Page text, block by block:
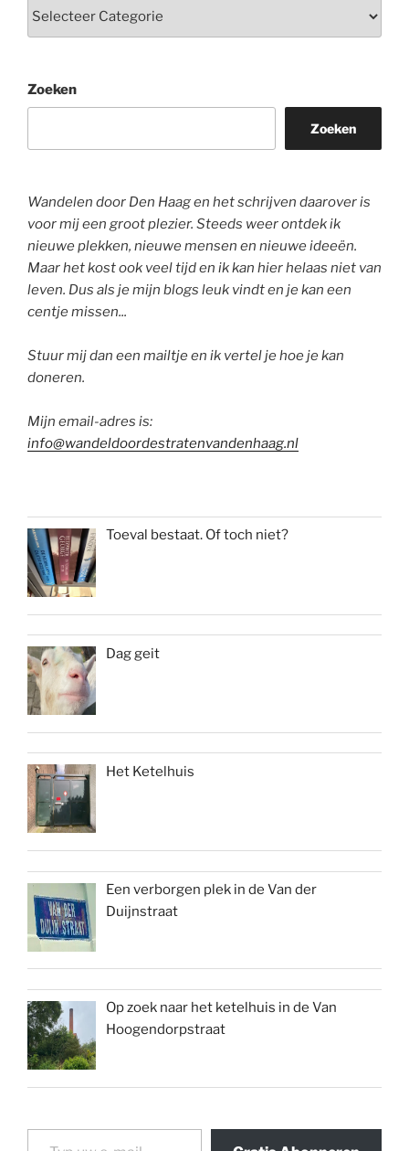
Zoeken
Zoeken
Wandelen door Den Haag en het schrijven daarover is
voor mij een groot plezier. Steeds weer ontdek ik
nieuwe plekken, nieuwe mensen en nieuwe ideeën.
Maar het kost ook veel tijd en ik kan hier helaas niet van
leven. Dus als je mijn blogs leuk vindt en je kan een
centje missen...
Stuur mij dan een mailtje en ik vertel je hoe je kan
doneren.
Mijn email-adres is:
info@wandeldoordestratenvandenhaag.nl
Toeval bestaat. Of toch niet?
Dag geit
Het Ketelhuis
Een verborgen plek in de Van der
Duijnstraat
Op zoek naar het ketelhuis in de Van
Hoogendorpstraat
Typ uw e-mail...